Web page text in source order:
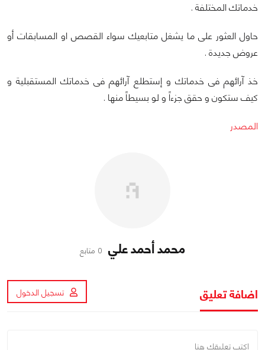
خدماتك المختلفة .
حاول العثور على ما يشغل متابعيك سواء القصص او المسابقات أو
عروض جديدة .
خذ آرائهم فى خدماتك و إستطلع آرائهم فى خدماتك المستقبلية و
كيف ستكون و حقق جزءاً و لو بسيطاً منها .
المصدر
محمد أحمد علي 0 متابع
اضافة تعليق تسجيل الدخول